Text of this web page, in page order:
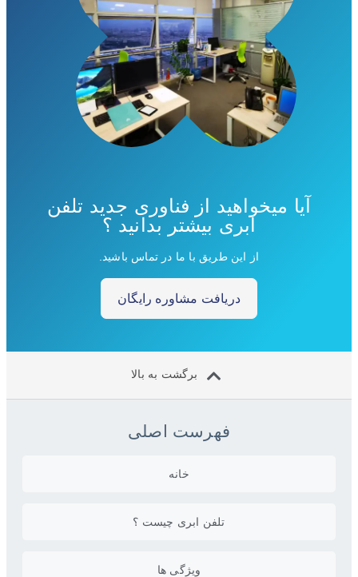
آیا میخواهید از فناوری جدید تلفن
ابری بیشتر بدانید ؟
از این طریق با ما در تماس باشید.
دریافت مشاوره رایگان
برگشت به بالا
فهرست اصلی
خانه
تلفن ابری چیست ؟
ویژگی ها